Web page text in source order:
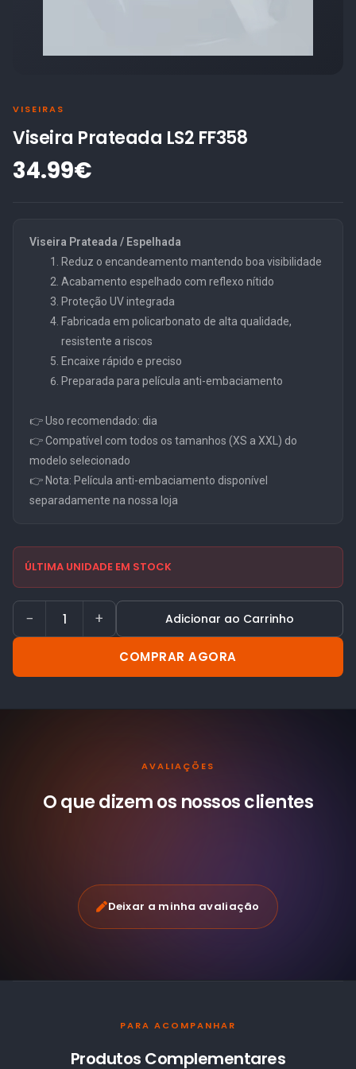
VISEIRAS
Viseira Prateada LS2 FF358
34.99€
Viseira Prateada / Espelhada
Reduz o encandeamento mantendo boa visibilidade
Acabamento espelhado com reflexo nítido
Proteção UV integrada
Fabricada em policarbonato de alta qualidade,
resistente a riscos
Encaixe rápido e preciso
Preparada para película anti-embaciamento
👉 Uso recomendado: dia
👉 Compatível com todos os tamanhos (XS a XXL) do
modelo selecionado
👉 Nota: Película anti-embaciamento disponível
separadamente na nossa loja
ÚLTIMA UNIDADE EM STOCK
− + Adicionar ao Carrinho
COMPRAR AGORA
AVALIAÇÕES
O que dizem os nossosclientes
Deixar a minha avaliação
PARA ACOMPANHAR
Produtos Complementares